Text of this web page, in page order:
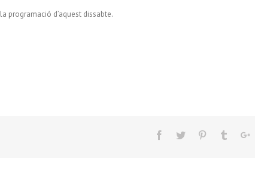
programació d’aquest dissabte.